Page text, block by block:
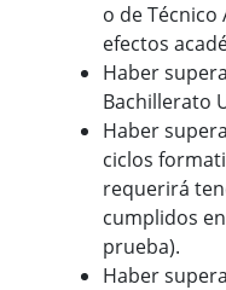
o de
efectos
Haber
Bachillerato
Haber
ciclos
requerirá
cumplidos
prueba).
Haber